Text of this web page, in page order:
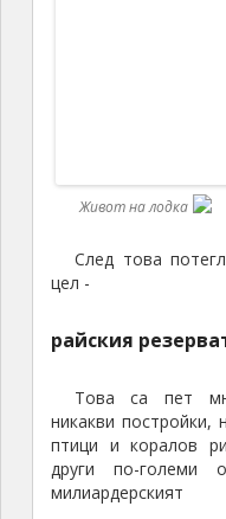
Милиардерският
Колкото
толкова морето
дълбочина. Почнаха
за мъртва котва,
страхотната вода,